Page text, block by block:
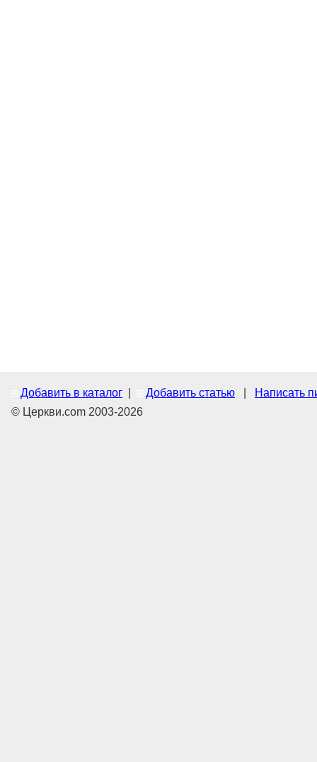
Добавить в каталог Добавить статью
Написать
© Церкви.com 2003-2026